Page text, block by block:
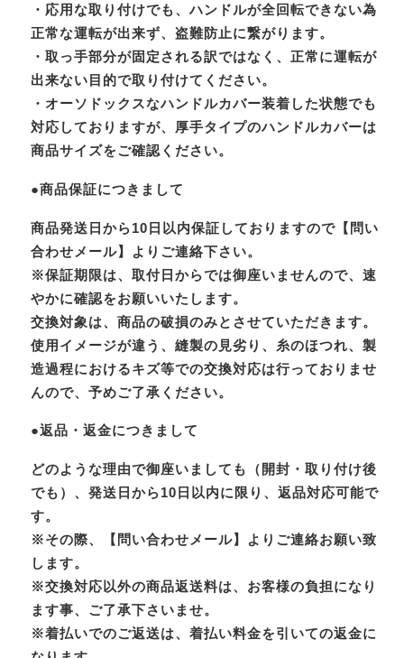
・応用な取り付けでも、ハンドルが全回転できない為
正常な運転が出来ず、盗難防止に繋がります。
・取っ手部分が固定される訳ではなく、正常に運転が
出来ない目的で取り付けてください。
・オーソドックスなハンドルカバー装着した状態でも
対応しておりますが、厚手タイプのハンドルカバーは
商品サイズをご確認ください。
●商品保証につきまして
商品発送日から10日以内保証しておりますので【問い
合わせメール】よりご連絡下さい。
※保証期限は、取付日からでは御座いませんので、速
やかに確認をお願いいたします。
交換対象は、商品の破損のみとさせていただきます。
使用イメージが違う、縫製の見劣り、糸のほつれ、製
造過程におけるキズ等での交換対応は行っておりませ
んので、予めご了承ください。
●返品・返金につきまして
どのような理由で御座いましても（開封・取り付け後
でも）、発送日から10日以内に限り、返品対応可能で
す。
※その際、【問い合わせメール】よりご連絡お願い致
します。
※交換対応以外の商品返送料は、お客様の負担になり
ます事、ご了承下さいませ。
※着払いでのご返送は、着払い料金を引いての返金に